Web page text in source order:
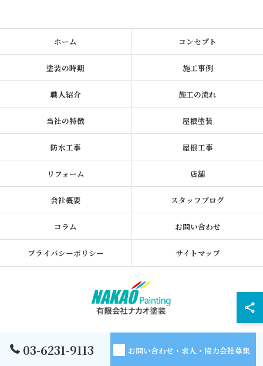
03-6231-9113 お問い合わせ・求人・協力会社募集
ホーム コンセプト
塗装の時期 施工事例
職人紹介 施工の流れ
当社の特徴 屋根塗装
防水工事 屋根工事
リフォーム 店舗
会社概要 スタッフブログ
コラム お問い合わせ
プライバシーポリシー サイトマップ
© 2026 東京都墨田区の外壁塗装なら有限会社ナカオ塗装 ALL RIGHTS
RESERVED.